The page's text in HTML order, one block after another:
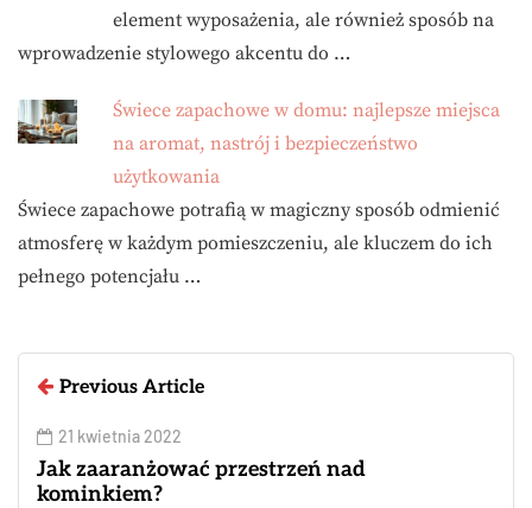
element wyposażenia, ale również sposób na
wprowadzenie stylowego akcentu do …
Świece zapachowe w domu: najlepsze miejsca
na aromat, nastrój i bezpieczeństwo
użytkowania
Świece zapachowe potrafią w magiczny sposób odmienić
atmosferę w każdym pomieszczeniu, ale kluczem do ich
pełnego potencjału …
Previous Article
21 kwietnia 2022
Jak zaaranżować przestrzeń nad
kominkiem?